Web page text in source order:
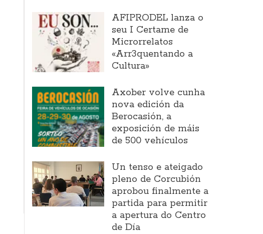
AFIPRODEL lanza o
seu I Certame de
Microrrelatos
«Arr3quentando a
Cultura»
Axober volve cunha
nova edición da
Berocasión, a
exposición de máis
de 500 vehículos
Un tenso e ateigado
pleno de Corcubión
aprobou finalmente a
partida para permitir
a apertura do Centro
de Día